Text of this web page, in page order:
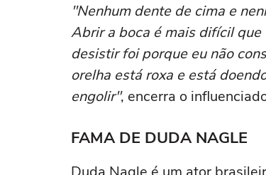
"Nenhum dente de cima e
Abrir a boca é mais difícil
desistir foi porque eu não
orelha está roxa e está
engolir", encerra o
FAMA DE DUDA NAGLE